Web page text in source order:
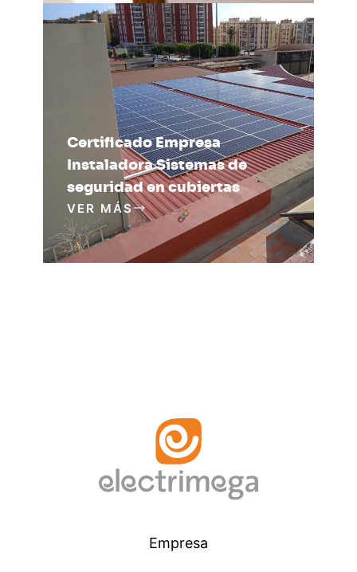
Certificado Empresa
Instaladora Sistemas de
seguridad en cubiertas
VER MÁS
Empresa